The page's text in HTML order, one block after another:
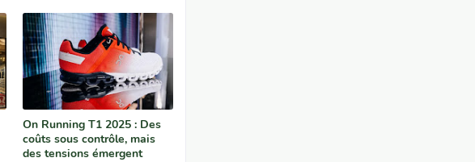
On Running T1 2025 : Des
coûts sous contrôle, mais
des tensions émergent